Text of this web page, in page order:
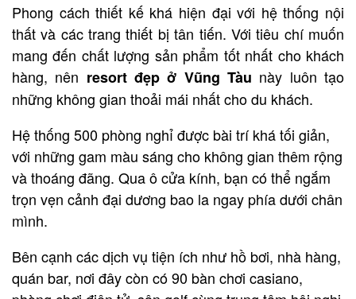
Phong cách thiết kế khá hiện đại với hệ thống nội
thất và các trang thiết bị tân tiến. Với tiêu chí muốn
mang đến chất lượng sản phẩm tốt nhất cho khách
hàng, nên resort đẹp ở Vũng Tàu này luôn tạo
những không gian thoải mái nhất cho du khách.
Hệ thống 500 phòng nghỉ được bài trí khá tối giản,
với những gam màu sáng cho không gian thêm rộng
và thoáng đãng. Qua ô cửa kính, bạn có thể ngắm
trọn vẹn cảnh đại dương bao la ngay phía dưới chân
mình.
Bên cạnh các dịch vụ tiện ích như hồ bơi, nhà hàng,
quán bar, nơi đây còn có 90 bàn chơi casiano,